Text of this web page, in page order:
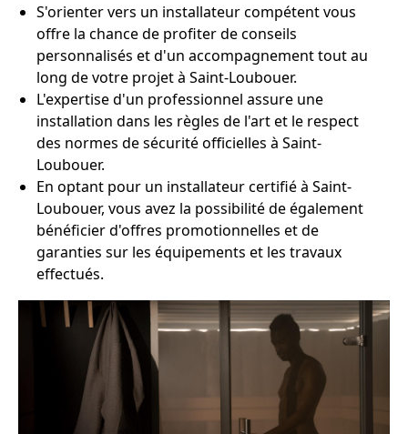
S'orienter vers un installateur compétent vous
offre la chance de profiter de conseils
personnalisés et d'un accompagnement tout au
long de votre projet à Saint-Loubouer.
L'expertise d'un professionnel assure une
installation dans les règles de l'art et le respect
des normes de sécurité officielles à Saint-
Loubouer.
En optant pour un installateur certifié à Saint-
Loubouer, vous avez la possibilité de également
bénéficier d'offres promotionnelles et de
garanties sur les équipements et les travaux
effectués.